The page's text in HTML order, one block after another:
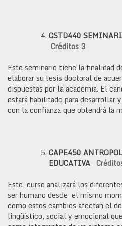
CSTD440
Créditos 3
Este seminario tiene la finalidad
elaborar su tesis doctoral de
dispuestas por la academia. El
estará habilitado para desarrollar
con la confianza que obtendrá la
CAPE450
EDUCATIVA
Este curso analizará los
ser humano desde el mismo
como estos cambios afectan el
lingüístico, social y emocional